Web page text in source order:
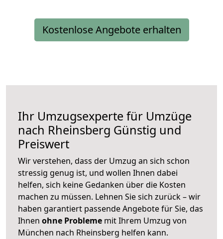
Kostenlose Angebote erhalten
Ihr Umzugsexperte für Umzüge
nach Rheinsberg Günstig und
Preiswert
Wir verstehen, dass der Umzug an sich schon
stressig genug ist, und wollen Ihnen dabei
helfen, sich keine Gedanken über die Kosten
machen zu müssen. Lehnen Sie sich zurück – wir
haben garantiert passende Angebote für Sie, das
Ihnen ohne Probleme mit Ihrem Umzug von
München nach Rheinsberg helfen kann.